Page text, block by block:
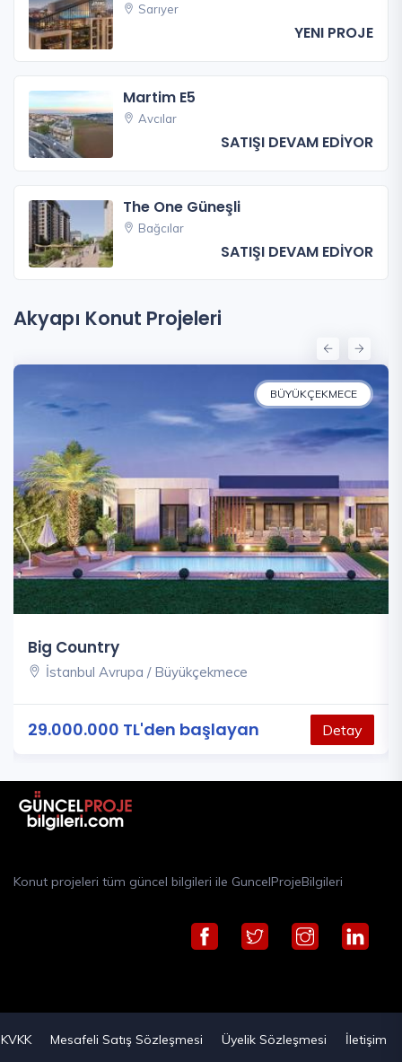
Sarıyer
YENI PROJE
Martim E5
Avcılar
SATIŞI DEVAM EDİYOR
The One Güneşli
Bağcılar
SATIŞI DEVAM EDİYOR
Akyapı Konut Projeleri
BÜYÜKÇEKMECE
Big Country
İstanbul Avrupa / Büyükçekmece
29.000.000 TL'den başlayan Detay
Konut projeleri tüm güncel bilgileri ile GuncelProjeBilgileri
KVKK Mesafeli Satış Sözleşmesi Üyelik Sözleşmesi İletişim